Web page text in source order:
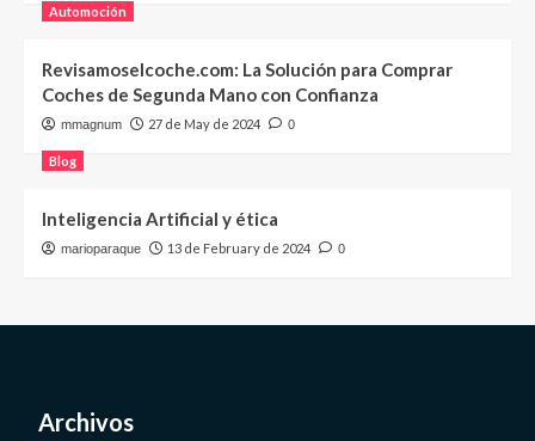
Automoción
Revisamoselcoche.com: La Solución para Comprar
Coches de Segunda Mano con Confianza
mmagnum 27 de May de 2024 0
Blog
Inteligencia Artificial y ética
marioparaque 13 de February de 2024 0
Archivos